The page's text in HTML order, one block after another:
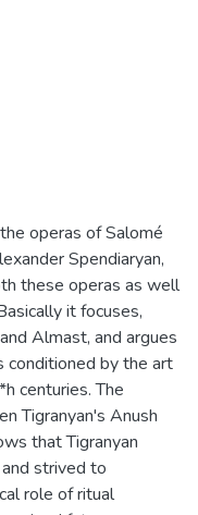
operas of Salomé
Spendiaryan,
these operas as well
it focuses,
Almast, and argues
conditioned by the art
centuries. The
Tigranyan's Anush
that Tigranyan
strived to
role of ritual